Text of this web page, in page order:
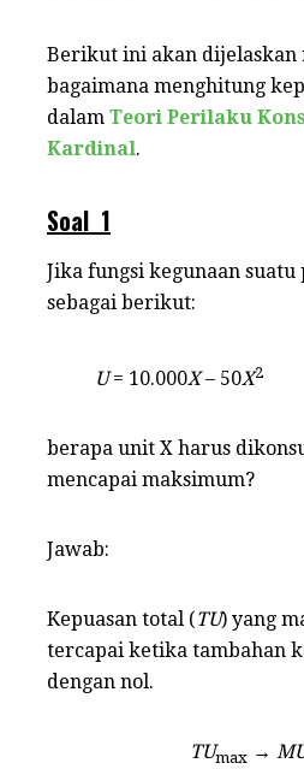
c
e
b
o
o
k
it
te
r
ai
l
at
s
A
e
Berikut ini akan dijelaskan
bagaimana menghitung
dalam Teori Perilaku
Kardinal.
Soal 1
Jika fungsi kegunaan
sebagai berikut:
U= 10.000X– 50X2
berapa unit X harus
mencapai maksimum?
Jawab:
Kepuasan total (TU) yang
tercapai ketika tambahan
dengan nol.
TUmax →